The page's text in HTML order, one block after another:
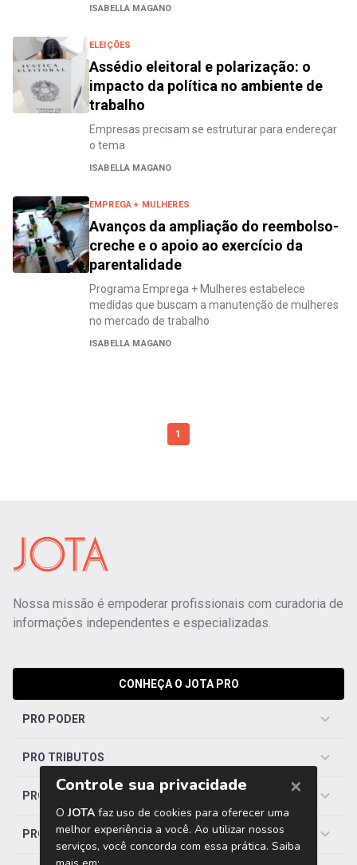
ISABELLA MAGANO
ELEIÇÕES
Assédio eleitoral e polarização: o
impacto da política no ambiente de
trabalho
Empresas precisam se estruturar para endereçar
o tema
ISABELLA MAGANO
EMPREGA + MULHERES
Avanços da ampliação do reembolso-
creche e o apoio ao exercício da
parentalidade
Programa Emprega + Mulheres estabelece
medidas que buscam a manutenção de mulheres
no mercado de trabalho
ISABELLA MAGANO
1
Nossa missão é empoderar profissionais com curadoria de
informações independentes e especializadas.
CONHEÇA O JOTA PRO
PRO PODER
PRO TRIBUTOS
PRO TRABALHISTA
PRO SAÚDE